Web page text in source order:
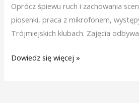
Oprócz śpiewu ruch i zachowania
piosenki, praca z mikrofonem,
Trójmiejskich klubach. Zajęcia
Dowiedz się więcej »